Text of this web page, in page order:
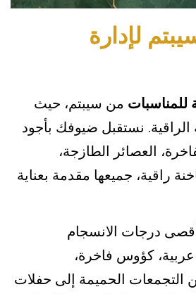
لإدارة
للمناسبات من سيبتم، حيث
الراقية. نستقبل ضيوفك بأجود
العصائر الطازجة،
راقية، جميعها مقدمة بعناية
درجات الانسجام
عربية، كؤوس فاخرة،
التجمعات الحميمة إلى حفلات